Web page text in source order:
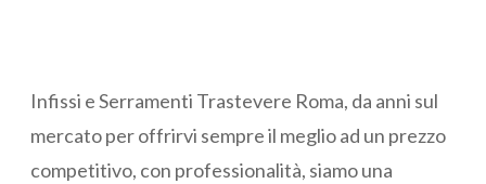
Infissi e Serramenti Trastevere Roma, da anni sul
mercato per offrirvi sempre il meglio ad un prezzo
competitivo, con professionalità, siamo una